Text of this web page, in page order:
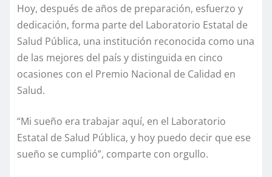
Hoy, después de años de preparación, esfuerzo y
dedicación, forma parte del Laboratorio Estatal de
Salud Pública, una institución reconocida como una
de las mejores del país y distinguida en cinco
ocasiones con el Premio Nacional de Calidad en
Salud.
“Mi sueño era trabajar aquí, en el Laboratorio
Estatal de Salud Pública, y hoy puedo decir que ese
sueño se cumplió”, comparte con orgullo.